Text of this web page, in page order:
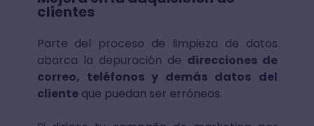
clientes
Parte del proceso de limpieza de datos
abarca la depuración de direcciones de
correo, teléfonos y demás datos del
clienteque puedan ser erróneos.